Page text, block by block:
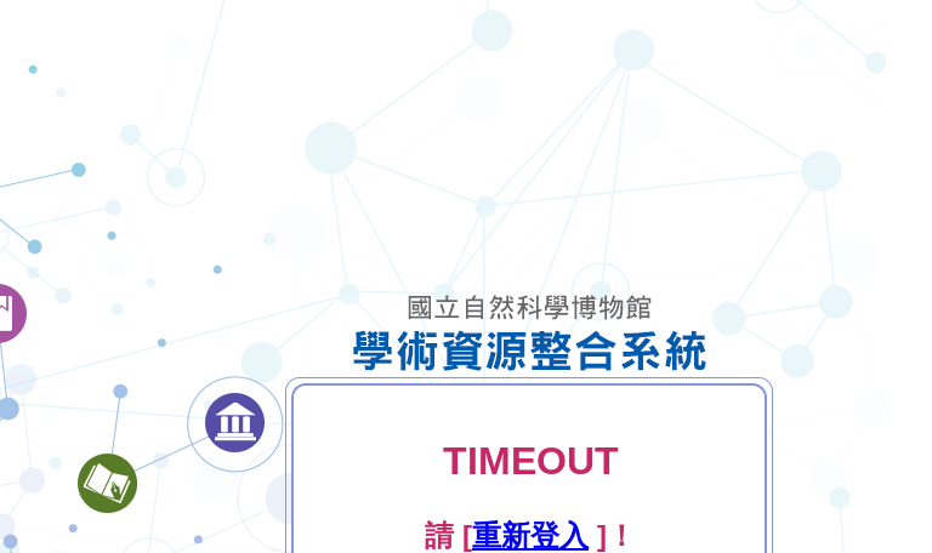
TIMEOUT
請 [重新登入 ]！